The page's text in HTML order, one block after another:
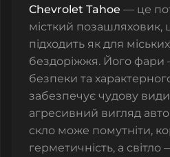
Chevrolet Tahoe — це
місткий позашляховик,
підходить як для міських
бездоріжжя. Його фари
безпеки та
забезпечує чудову
агресивний вигляд
скло може помутніти,
герметичність, а